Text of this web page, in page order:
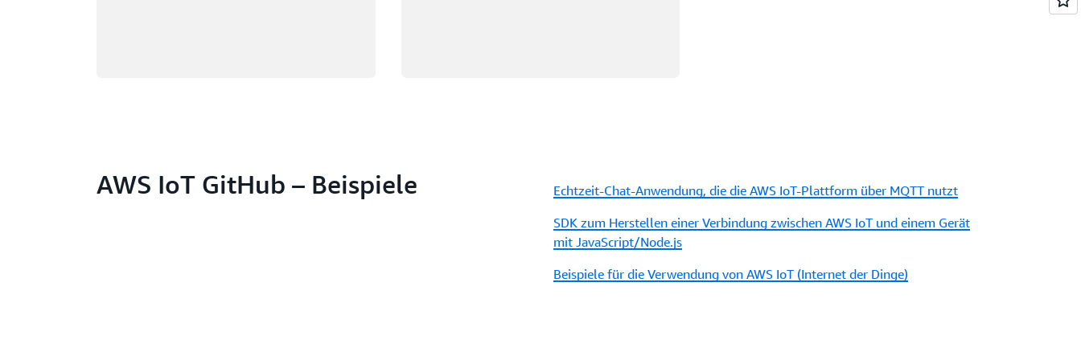
AWS IoT GitHub – Beispiele
Echtzeit-Chat-Anwendung, die die AWS IoT-Plattform über MQTT nutzt
SDK zum Herstellen einer Verbindung zwischen AWS IoT und einem Gerät
mit JavaScript/Node.js
Beispiele für die Verwendung von AWS IoT (Internet der Dinge)